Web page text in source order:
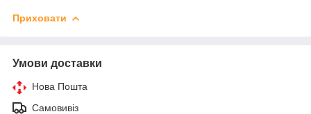
Приховати
Умови доставки
Нова Пошта
Самовивіз